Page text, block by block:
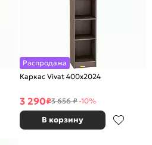
Распродажа
Каркас Vivat 400x2024
3 290₽3 656 ₽-10%
В корзину